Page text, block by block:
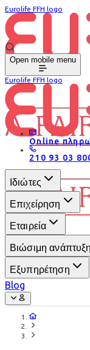
Eurolife FFH logo
Open mobile menu
Eurolife FFH logo
Online
210 93 03
Ιδιώτες
Επιχείρηση
Εταιρεία
Βιώσιμη ανάπτυξη
Εξυπηρέτηση
Blog